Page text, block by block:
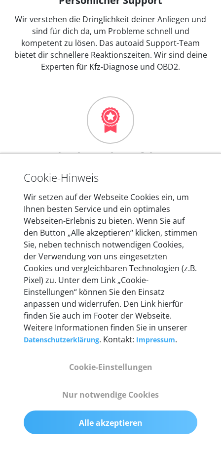
Wir verstehen die Dringlichkeit deiner Anliegen und
sind für dich da, um Probleme schnell und
kompetent zu lösen. Das autoaid Support-Team
bietet dir schnellere Reaktionszeiten. Wir sind deine
Experten für Kfz-Diagnose und OBD2.
Mehr als 10 Jahre Erfahrung
In den Kfz-Diagnosegeräten von autoaid stecken
entwickeln wir unsere Produkte am Standort in
Berlin laufend weiter. Auf diese Qualität vertrauen
heute mehr als 60.000 Privatkunden und
Unternehmen.
Technische Details &
Lieferumfang
55 mm x 25 mm x 12 mm
200 g
Cookie-Hinweis
Wir setzen auf der Webseite Cookies ein, um
Ihnen besten Service und ein optimales
Webseiten-Erlebnis zu bieten. Wenn Sie auf
den Button „Alle akzeptieren“ klicken, stimmen
Sie, neben technisch notwendigen Cookies,
der Verwendung von uns eingesetzten
Cookies und vergleichbaren Technologien (z.B.
Pixel) zu. Unter dem Link „Cookie-
Einstellungen“ können Sie den Einsatz
anpassen und widerrufen. Den Link hierfür
finden Sie auch im Footer der Webseite.
Weitere Informationen finden Sie in unserer
Datenschutzerklärung. Kontakt: Impressum.
Cookie-Einstellungen
Nur notwendige Cookies
Alle akzeptieren